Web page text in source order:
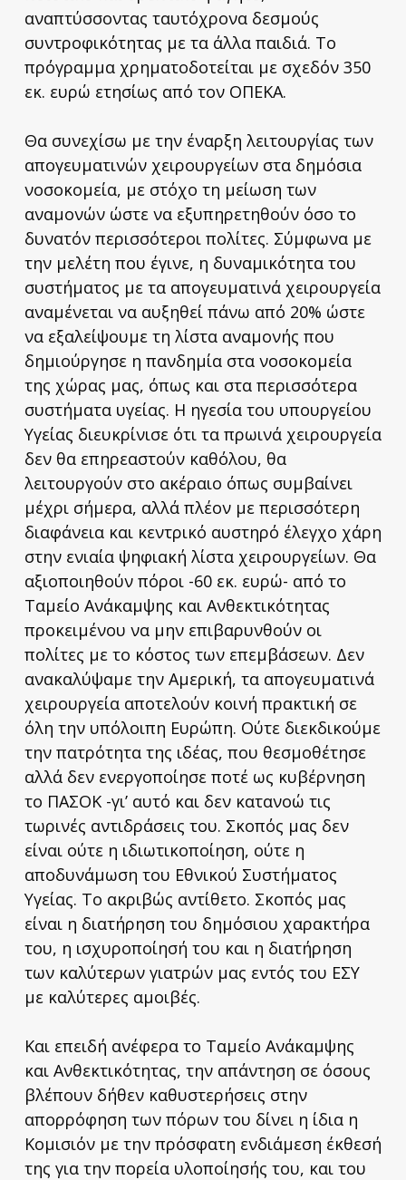
αναπτύσσοντας ταυτόχρονα δεσμούς
συντροφικότητας με τα άλλα παιδιά. Το
πρόγραμμα χρηματοδοτείται με σχεδόν 350
εκ. ευρώ ετησίως από τον ΟΠΕΚΑ.
Θα συνεχίσω με την έναρξη λειτουργίας των
απογευματινών χειρουργείων στα δημόσια
νοσοκομεία, με στόχο τη μείωση των
αναμονών ώστε να εξυπηρετηθούν όσο το
δυνατόν περισσότεροι πολίτες. Σύμφωνα με
την μελέτη που έγινε, η δυναμικότητα του
συστήματος με τα απογευματινά χειρουργεία
αναμένεται να αυξηθεί πάνω από 20% ώστε
να εξαλείψουμε τη λίστα αναμονής που
δημιούργησε η πανδημία στα νοσοκομεία
της χώρας μας, όπως και στα περισσότερα
συστήματα υγείας. Η ηγεσία του υπουργείου
Υγείας διευκρίνισε ότι τα πρωινά χειρουργεία
δεν θα επηρεαστούν καθόλου, θα
λειτουργούν στο ακέραιο όπως συμβαίνει
μέχρι σήμερα, αλλά πλέον με περισσότερη
διαφάνεια και κεντρικό αυστηρό έλεγχο χάρη
στην ενιαία ψηφιακή λίστα χειρουργείων. Θα
αξιοποιηθούν πόροι -60 εκ. ευρώ- από το
Ταμείο Ανάκαμψης και Ανθεκτικότητας
προκειμένου να μην επιβαρυνθούν οι
πολίτες με το κόστος των επεμβάσεων. Δεν
ανακαλύψαμε την Αμερική, τα απογευματινά
χειρουργεία αποτελούν κοινή πρακτική σε
όλη την υπόλοιπη Ευρώπη. Ούτε διεκδικούμε
την πατρότητα της ιδέας, που θεσμοθέτησε
αλλά δεν ενεργοποίησε ποτέ ως κυβέρνηση
το ΠΑΣΟΚ -γι’ αυτό και δεν κατανοώ τις
τωρινές αντιδράσεις του. Σκοπός μας δεν
είναι ούτε η ιδιωτικοποίηση, ούτε η
αποδυνάμωση του Εθνικού Συστήματος
Υγείας. Το ακριβώς αντίθετο. Σκοπός μας
είναι η διατήρηση του δημόσιου χαρακτήρα
του, η ισχυροποίησή του και η διατήρηση
των καλύτερων γιατρών μας εντός του ΕΣΥ
με καλύτερες αμοιβές.
Και επειδή ανέφερα το Ταμείο Ανάκαμψης
και Ανθεκτικότητας, την απάντηση σε όσους
βλέπουν δήθεν καθυστερήσεις στην
απορρόφηση των πόρων του δίνει η ίδια η
Κομισιόν με την πρόσφατη ενδιάμεση έκθεσή
της για την πορεία υλοποίησής του, και του